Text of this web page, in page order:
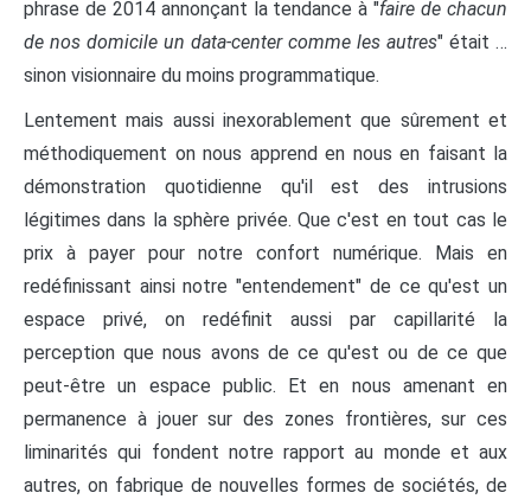
phrase de 2014 annonçant la tendance à "faire de chacun
de nos domicile un data-center comme les autres" était …
sinon visionnaire du moins programmatique.
Lentement mais aussi inexorablement que sûrement et
méthodiquement on nous apprend en nous en faisant la
démonstration quotidienne qu'il est des intrusions
légitimes dans la sphère privée. Que c'est en tout cas le
prix à payer pour notre confort numérique. Mais en
redéfinissant ainsi notre "entendement" de ce qu'est un
espace privé, on redéfinit aussi par capillarité la
perception que nous avons de ce qu'est ou de ce que
peut-être un espace public. Et en nous amenant en
permanence à jouer sur des zones frontières, sur ces
liminarités qui fondent notre rapport au monde et aux
autres, on fabrique de nouvelles formes de sociétés, de